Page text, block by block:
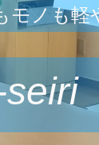
モノも軽